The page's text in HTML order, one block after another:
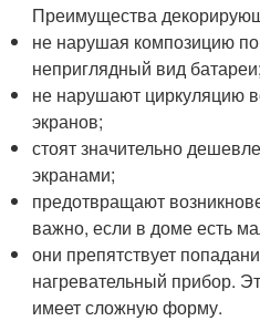
Преимущества
не нарушая композицию
неприглядный вид батареи;
не нарушают циркуляцию
экранов;
стоят значительно
экранами;
предотвращают
важно, если в доме есть
они препятствует
нагревательный прибор.
имеет сложную форму.